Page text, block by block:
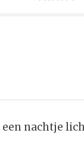
een nachtje